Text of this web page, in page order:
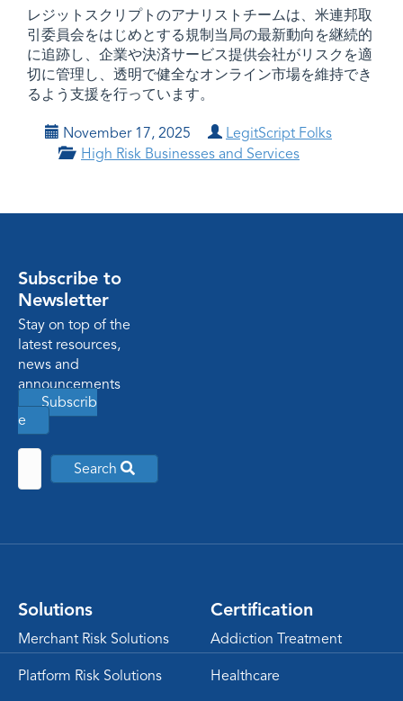
レジットスクリプトのアナリストチームは、米連邦取
引委員会をはじめとする規制当局の最新動向を継続的
に追跡し、企業や決済サービス提供会社がリスクを適
切に管理し、透明で健全なオンライン市場を維持でき
るよう支援を行っています。
November 17, 2025
LegitScript Folks
High Risk Businesses and Services
Subscribe to
Newsletter
Stay on top of the
latest resources,
news and
announcements
Subscrib
e
Search
Solutions
Merchant Risk Solutions
Platform Risk Solutions
Certification
Addiction Treatment
Healthcare